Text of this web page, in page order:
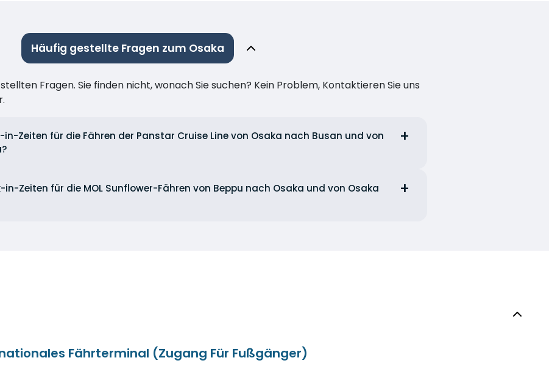
Häufig gestellte Fragen zum Osaka
Fragen. Sie finden nicht, wonach Sie suchen? Kein Problem, Kontaktieren Sie uns
in-Zeiten für die Fähren der Panstar Cruise Line von Osaka nach Busan und von
in-Zeiten für die MOL Sunflower-Fähren von Beppu nach Osaka und von Osaka
Fährterminal (Zugang Für Fußgänger)